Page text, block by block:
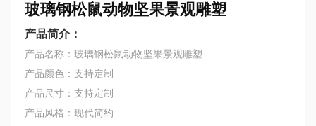
玻璃钢松鼠动物坚果景观雕塑
产品简介：
产品名称：玻璃钢松鼠动物坚果景观雕塑
产品颜色：支持定制
产品尺寸：支持定制
产品风格：现代简约